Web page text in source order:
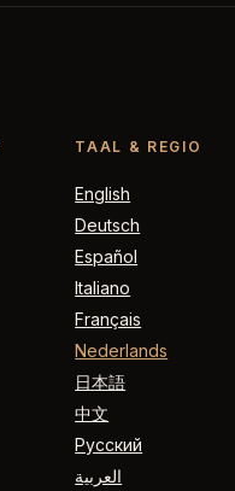
TAAL & REGIO
English
Deutsch
Español
Italiano
Français
Nederlands
日本語
中文
Русский
العربية